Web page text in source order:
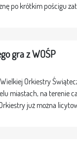
po krótkim pościgu
gra z WOŚP
Orkiestry
miastach, na terenie
już można